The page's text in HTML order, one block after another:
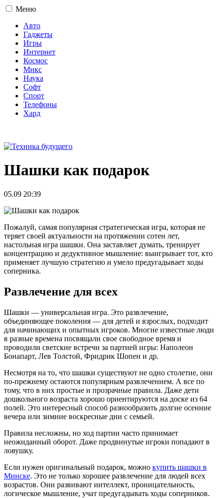
Меню
Авто
Гаджеты
Игры
Интернет
Космос
Микс
Наука
Софт
Спорт
Телефоны
Хард
Шашки как подарок
05.09 20:39
Пожалуй, самая популярная стратегическая игра, которая не
теряет своей актуальности на протяжении сотен лет,
настольная игра шашки. Она заставляет думать, тренирует
концентрацию и дедуктивное мышление: выигрывает тот, кто
применяет лучшую стратегию и умело предугадывает ходы
соперника.
Развлечение для всех
Шашки — универсальная игра. Это развлечение,
объединяющее поколения — для детей и взрослых, подходит
для начинающих и опытных игроков. Многие известные люди
в разные времена посвящали свое свободное время и
проводили светские встречи за партией игры: Наполеон
Бонапарт, Лев Толстой, Фридрик Шопен и др.
Несмотря на то, что шашки существуют не одно столетие, они
по-прежнему остаются популярным развлечением. А все по
тому, что в них простые и прозрачные правила. Даже дети
дошкольного возраста хорошо ориентируются на доске из 64
полей. Это интересный способ разнообразить долгие осенние
вечера или зимние воскресные дни с семьей.
Правила несложны, но ход партии часто принимает
неожиданный оборот. Даже продвинутые игроки попадают в
ловушку.
Если нужен оригинальный подарок, можно купить шашки в
Минске. Это не только хорошее развлечение для людей всех
возрастов. Они развивают интеллект, проницательность,
логическое мышление, учат предугадывать ходы соперников.